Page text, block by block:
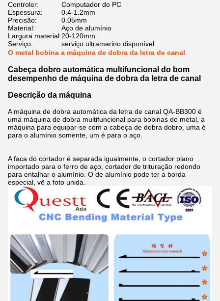
Controler:
Computador do PC
Espessura:
0.4-1.2mm
Precisão:
0.05mm
Material:
Aço de alumínio
Largura material:20-120mm
Serviço:
serviço ultramarino disponível
O metal bobina a máquina de dobra da letra de canal
Cabeça dobro automática multifuncional do bom
desempenho de máquina de dobra da letra de canal
Descrição da máquina
A máquina de dobra automática da letra de canal QA-BB300 é
uma máquina de dobra multifuncional para bobinas do metal, a
máquina para equipar-se com a cabeça de dobra dobro, uma é
para o alumínio somente, um é para o aço.
A faca do cortador é separada igualmente, o cortador plano
importado para o ferro de aço, cortador de trituração redondo
para entalhar o alumínio. O de alumínio pode ter a borda
especial, vê a foto unida.